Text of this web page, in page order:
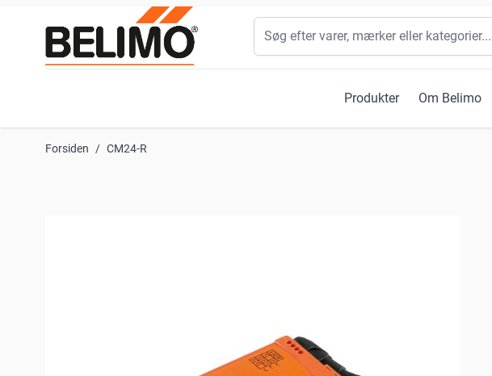
Produkter Om Belimo
Søg
Forsiden / CM24-R